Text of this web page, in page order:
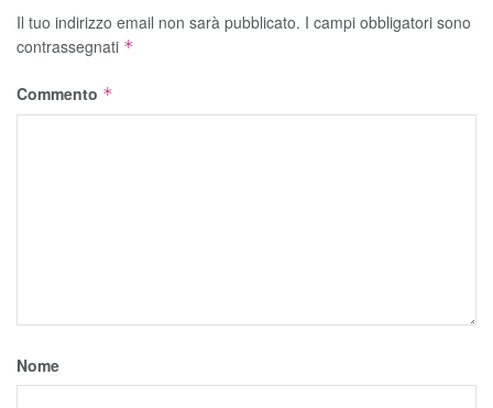
Il tuo indirizzo email non sarà pubblicato. I campi obbligatori sono
contrassegnati *
Commento *
Nome